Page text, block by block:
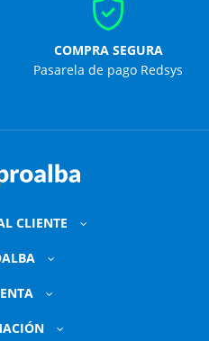
COMPRA SEGURA
Pasarela de pago Redsys
CLIENTE